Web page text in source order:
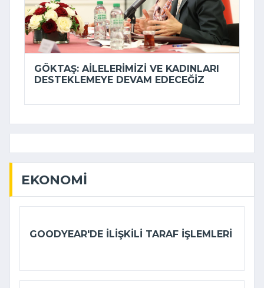
GÖKTAŞ: AILELERIMIZI VE KADINLARI
DESTEKLEMEYE DEVAM EDECEĞIZ
EKONOMI
GOODYEAR'DE ILIŞKILI TARAF IŞLEMLERI